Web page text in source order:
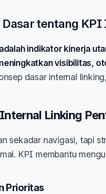
tentang
indikator kinerja
visibilitas,
dasar internal
Linking
sekadar navigasi, tapi
KPI membantu
Prioritas